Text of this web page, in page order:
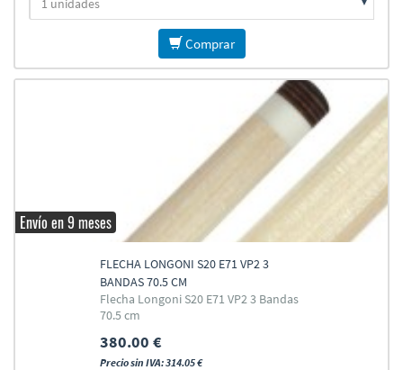
Comprar
Envío en 9 meses
FLECHA LONGONI S20 E71 VP2 3
BANDAS 70.5 CM
Flecha Longoni S20 E71 VP2 3 Bandas
70.5 cm
380.00 €
Precio sin IVA: 314.05 €